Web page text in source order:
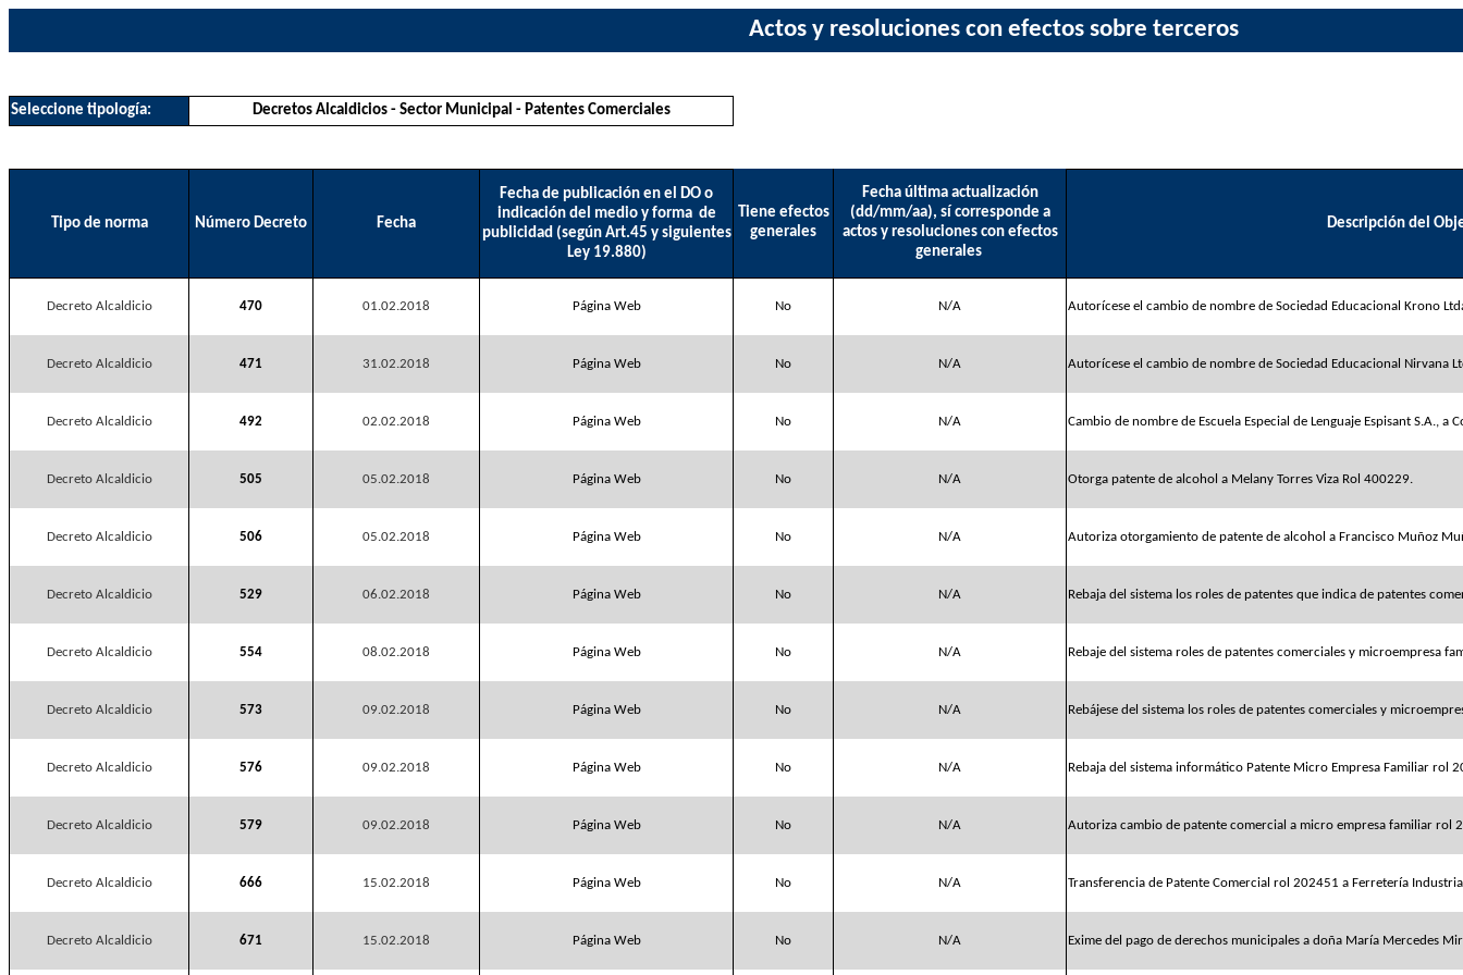
Actos y resoluciones con efectos sobre terceros
Seleccione tipología: Decretos Alcaldicios - Sector Municipal - Patentes Comerciales
Tipo de norma Número Decreto Fecha
Fecha de publicación en el DO o
indicación del medio y forma de
publicidad (según Art.45 y siguientes
Ley 19.880)
Tiene efectos
generales
Fecha última actualización
(dd/mm/aa), sí corresponde a
actos y resoluciones con efectos
generales
Descripción del
Decreto Alcaldicio 470 01.02.2018 Página Web No N/A Autorícese el cambio de nombre de Sociedad Educacional Krono
Decreto Alcaldicio 471 31.02.2018 Página Web No N/A Autorícese el cambio de nombre de Sociedad Educacional Nirvana
Decreto Alcaldicio 492 02.02.2018 Página Web No N/A Cambio de nombre de Escuela Especial de Lenguaje Espisant S.A., a
Decreto Alcaldicio 505 05.02.2018 Página Web No N/A Otorga patente de alcohol a Melany Torres Viza Rol 400229.
Decreto Alcaldicio 506 05.02.2018 Página Web No N/A Autoriza otorgamiento de patente de alcohol a Francisco Muñoz
Decreto Alcaldicio 529 06.02.2018 Página Web No N/A Rebaja del sistema los roles de patentes que indica de patentes
Decreto Alcaldicio 554 08.02.2018 Página Web No N/A Rebaje del sistema roles de patentes comerciales y microempresa
Decreto Alcaldicio 573 09.02.2018 Página Web No N/A Rebájese del sistema los roles de patentes comerciales y
Decreto Alcaldicio 576 09.02.2018 Página Web No N/A Rebaja del sistema informático Patente Micro Empresa Familiar rol
Decreto Alcaldicio 579 09.02.2018 Página Web No N/A Autoriza cambio de patente comercial a micro empresa familiar rol
Decreto Alcaldicio 666 15.02.2018 Página Web No N/A Transferencia de Patente Comercial rol 202451 a Ferretería
Decreto Alcaldicio 671 15.02.2018 Página Web No N/A Exime del pago de derechos municipales a doña María Mercedes